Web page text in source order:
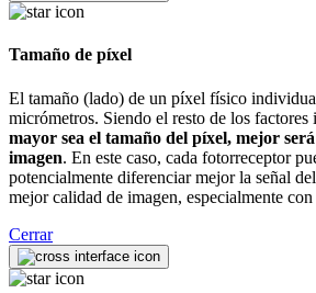
Tamaño de píxel
El tamaño (lado) de un píxel físico
micrómetros. Siendo el resto de los factores
mayor sea el tamaño del píxel, mejor
imagen. En este caso, cada fotorreceptor
potencialmente diferenciar mejor la señal
mejor calidad de imagen, especialmente
Cerrar